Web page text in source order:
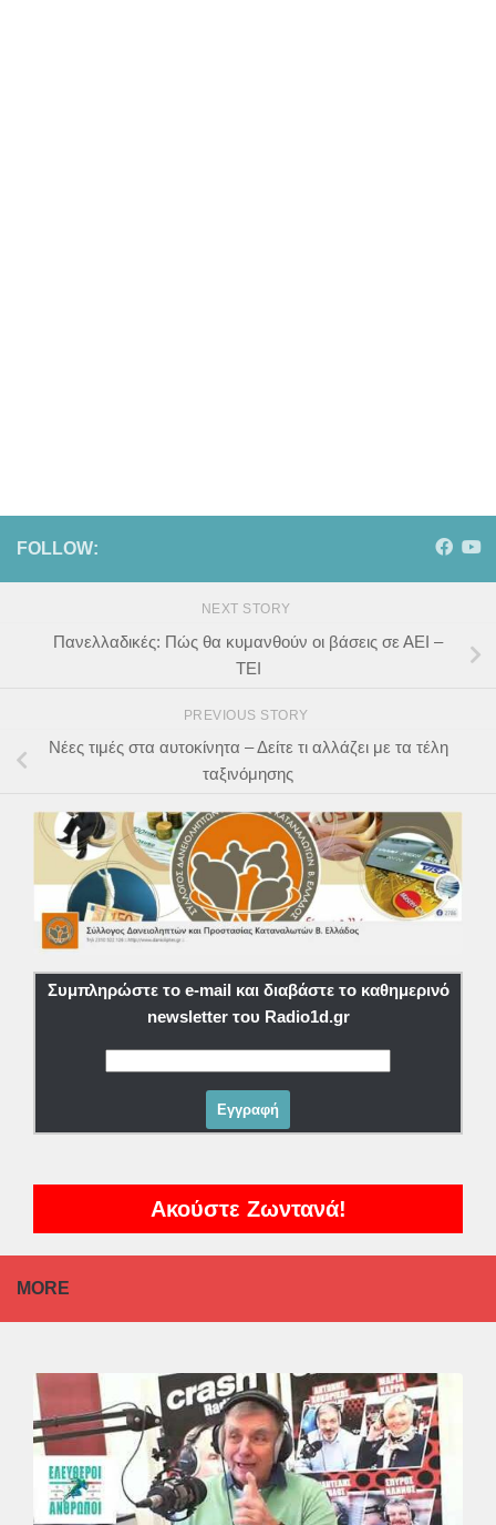
FOLLOW:
NEXT STORY
Πανελλαδικές: Πώς θα κυμανθούν οι βάσεις σε ΑΕΙ –
ΤΕΙ
PREVIOUS STORY
Νέες τιμές στα αυτοκίνητα – Δείτε τι αλλάζει με τα τέλη
ταξινόμησης
Συμπληρώστε το e-mail και διαβάστε το καθημερινό
newsletter του Radio1d.gr
Ακούστε Ζωντανά!
MORE